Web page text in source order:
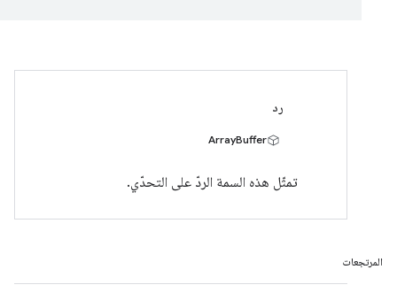
رد
ArrayBuffer
تمثّل هذه السمة الردّ على التحدّي.
المرتجعات